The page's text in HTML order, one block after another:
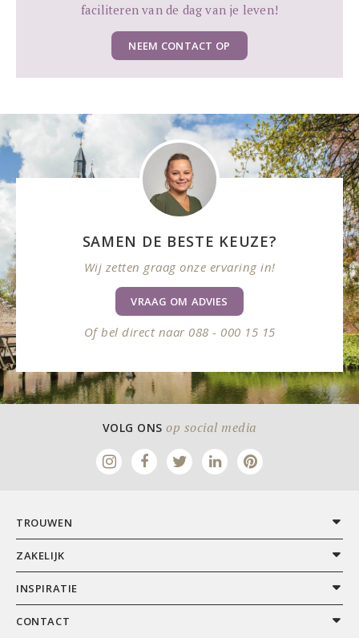
faciliteren van de dag van je leven!
NEEM CONTACT OP
SAMEN DE BESTE KEUZE?
Wij zetten graag onze ervaring in!
VRAAG OM ADVIES
Of bel direct naar 088 - 000 15 15
VOLG ONS op social media
TROUWEN
ZAKELIJK
INSPIRATIE
CONTACT